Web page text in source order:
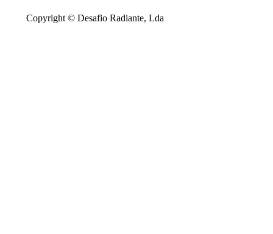
Copyright © Desafio Radiante, Lda